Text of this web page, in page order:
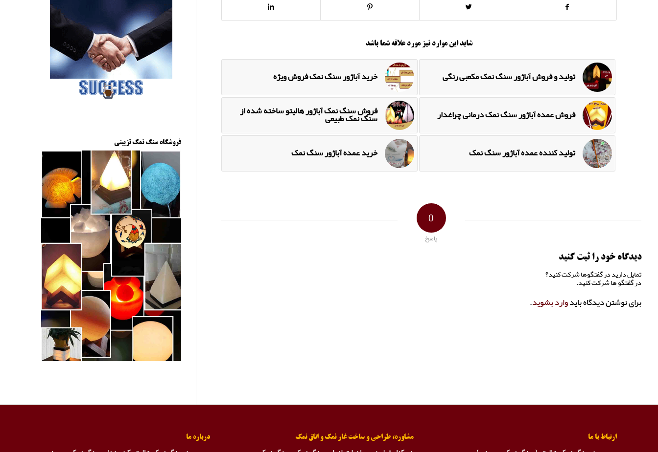
شاید این موارد نیز مورد علاقه شما باشد
خرید آباژور سنگ نمک فروش ویژه تولید و فروش آباژور سنگ نمک مکعبی رنگی
فروش سنگ نمک آباژور هالیتو ساخته شده از
سنگ نمک طبیعی فروش عمده آباژور سنگ نمک درمانی چراغدار
خرید عمده آباژور سنگ نمک تولید کننده عمده آباژور سنگ نمک
0
پاسخ
دیدگاه خود را ثبت کنید
تمایل دارید در گفتگوها شرکت کنید؟
در گفتگو ها شرکت کنید.
برای نوشتن دیدگاه بایدوارد بشوید.
فروشگاه سنگ نمک تزیینی
ارتباط با ما مشاوره، طراحی و ساخت غار نمک و اتاق نمک درباره ما